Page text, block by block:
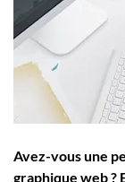
Publiez une
Avez-vous une
graphique web ?